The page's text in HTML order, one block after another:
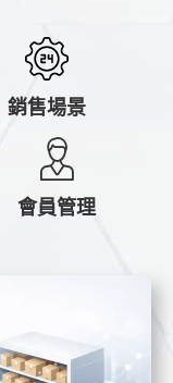
銷售場景
會員管理